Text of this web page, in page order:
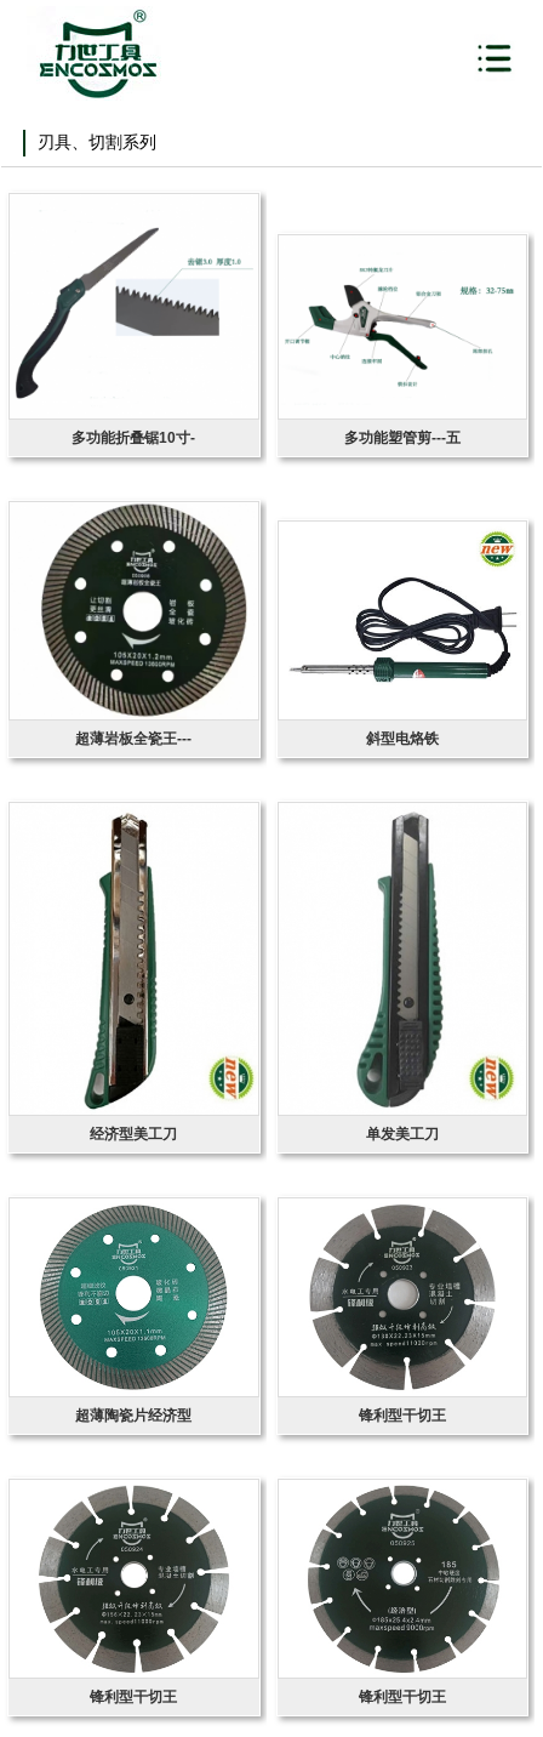
刃具、切割系列
多功能折叠锯10寸- 多功能塑管剪---五
超薄岩板全瓷王--- 斜型电烙铁
经济型美工刀 单发美工刀
超薄陶瓷片经济型 锋利型干切王
锋利型干切王 锋利型干切王